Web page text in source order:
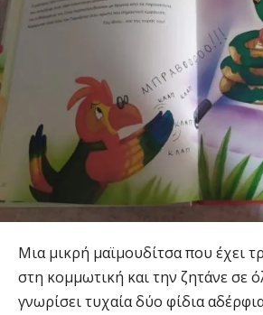
Μια μικρή μαϊμουδίτσα που έχει
στη κομμωτική και την ζητάνε σε
γνωρίσει τυχαία δύο φίδια